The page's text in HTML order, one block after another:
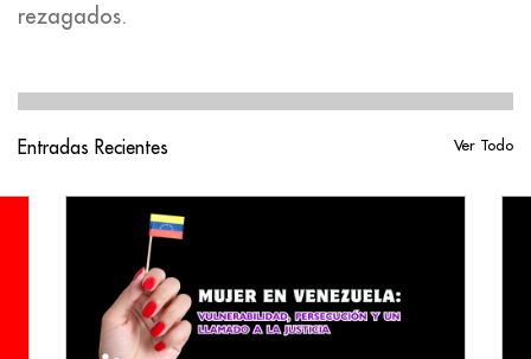
rezagados.
Entradas Recientes Ver Todo